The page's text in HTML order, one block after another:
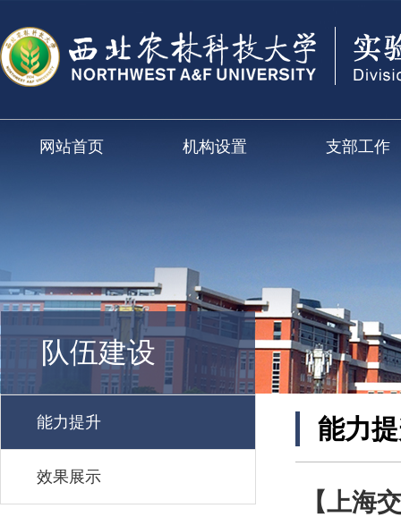
网站首页 机构设置 支部工作
队伍建设
能力提升
效果展示
能力
【上海